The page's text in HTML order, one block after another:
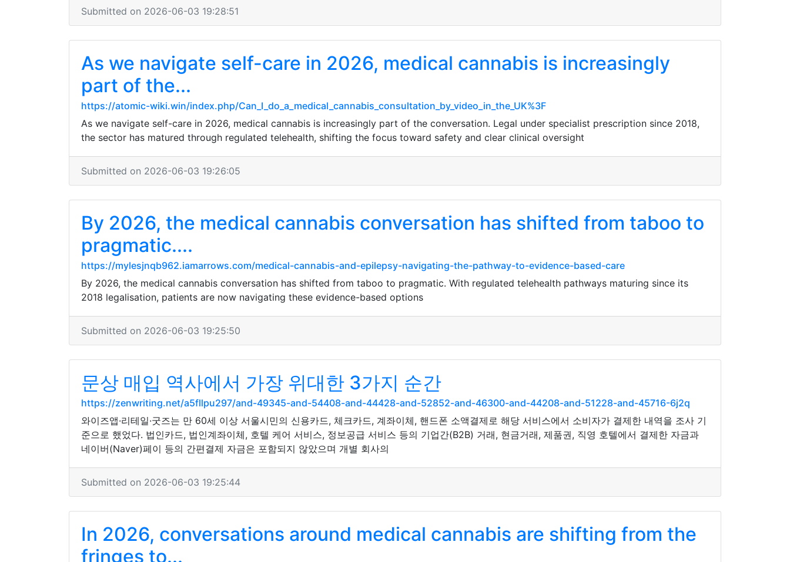
Submitted on 2026-06-03 19:28:51
As we navigate self-care in 2026, medical cannabis is increasingly
part of the...
https://atomic-wiki.win/index.php/Can_I_do_a_medical_cannabis_consultation_by_video_in_the_UK%3F
As we navigate self-care in 2026, medical cannabis is increasingly part of the conversation. Legal under specialist prescription since 2018,
the sector has matured through regulated telehealth, shifting the focus toward safety and clear clinical oversight
Submitted on 2026-06-03 19:26:05
By 2026, the medical cannabis conversation has shifted from taboo to
pragmatic....
https://mylesjnqb962.iamarrows.com/medical-cannabis-and-epilepsy-navigating-the-pathway-to-evidence-based-care
By 2026, the medical cannabis conversation has shifted from taboo to pragmatic. With regulated telehealth pathways maturing since its
2018 legalisation, patients are now navigating these evidence-based options
Submitted on 2026-06-03 19:25:50
문상 매입 역사에서 가장 위대한 3가지 순간
https://zenwriting.net/a5fllpu297/and-49345-and-54408-and-44428-and-52852-and-46300-and-44208-and-51228-and-45716-6j2q
와이즈앱·리테일·굿즈는 만 60세 이상 서울시민의 신용카드, 체크카드, 계좌이체, 핸드폰 소액결제로 해당 서비스에서 소비자가 결제한 내역을 조사 기
준으로 했었다. 법인카드, 법인계좌이체, 호텔 케어 서비스, 정보공급 서비스 등의 기업간(B2B) 거래, 현금거래, 제품권, 직영 호텔에서 결제한 자금과
네이버(Naver)페이 등의 간편결제 자금은 포함되지 않았으며 개별 회사의
Submitted on 2026-06-03 19:25:44
In 2026, conversations around medical cannabis are shifting from the
fringes to...